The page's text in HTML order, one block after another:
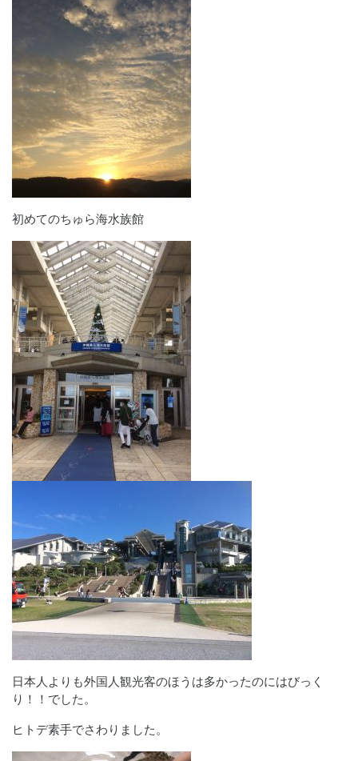
初めてのちゅら海水族館
日本人よりも外国人観光客のほうは多かったのにはびっく
り！！でした。
ヒトデ素手でさわりました。